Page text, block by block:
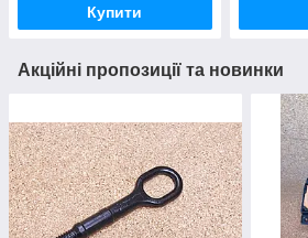
Купити
Акційні пропозиції та новинки